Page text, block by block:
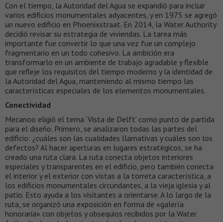
Con el tiempo, la Autoridad del Agua se expandió para incluir
varios edificios monumentales adyacentes, y en 1975 se agregó
un nuevo edificio en Phoenixstraat. En 2014, la Water Authority
decidió revisar su estrategia de viviendas. La tarea más
importante fue convertir lo que una vez fue un complejo
fragmentario en un todo cohesivo. La ambición era
transformarlo en un ambiente de trabajo agradable y flexible
que refleje los requisitos del tiempo moderno y la identidad de
la Autoridad del Agua, manteniendo al mismo tiempo las
características especiales de los elementos monumentales.
Conectividad
Mecanoo eligió el tema ‘Vista de Delft’ como punto de partida
para el diseño. Primero, se analizaron todas las partes del
edificio: ¿cuáles son las cualidades llamativas y cuáles son los
defectos? Al hacer aperturas en lugares estratégicos, se ha
creado una ruta clara. La ruta conecta objetos interiores
especiales y transparentes en el edificio, pero también conecta
el interior y el exterior con vistas a la torreta característica, a
los edificios monumentales circundantes, a la vieja iglesia y al
patio. Esto ayuda a los visitantes a orientarse. A lo largo de la
ruta, se organizó una exposición en forma de «galería
honoraria» con objetos y obsequios recibidos por la Water